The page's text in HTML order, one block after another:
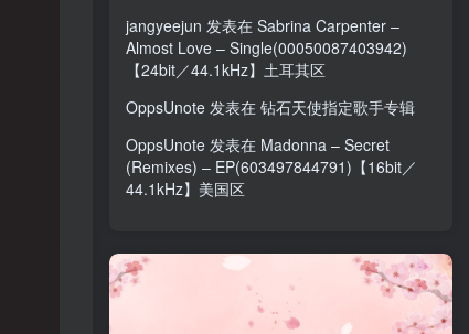
jangyeejun 发表在 Sabrina Carpenter –
Almost Love – Single(00050087403942)
【24bit／44.1kHz】土耳其区
OppsUnote 发表在 钻石天使指定歌手专辑
OppsUnote 发表在 Madonna – Secret
(Remixes) – EP(603497844791)【16bit／
44.1kHz】美国区